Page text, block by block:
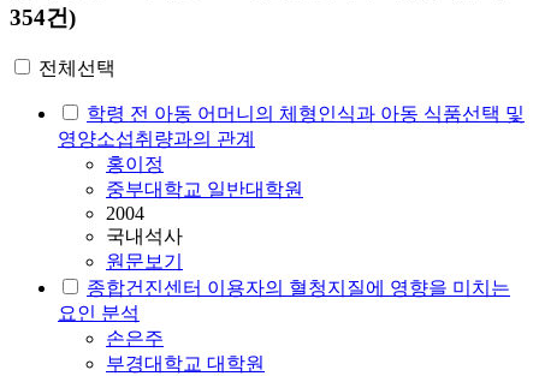
354건)
전체선택
학령 전 아동 어머니의 체형인식과 아동 식품선택 및
영양소섭취량과의 관계
홍이정
중부대학교 일반대학원
2004
국내석사
원문보기
종합건진센터 이용자의 혈청지질에 영향을 미치는
요인 분석
손은주
부경대학교 대학원